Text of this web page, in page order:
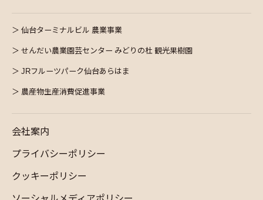
仙台ターミナルビル 農業事業
せんだい農業園芸センター みどりの杜 観光果樹園
JRフルーツパーク仙台あらはま
農産物生産消費促進事業
会社案内
プライバシーポリシー
クッキーポリシー